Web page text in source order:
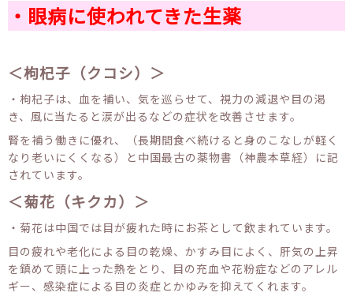
・眼病に使われてきた生薬
＜枸杞子（クコシ）＞
・枸杞子は、血を補い、気を巡らせて、視力の減退や目の渇
き、風に当たると涙が出るなどの症状を改善させます。
腎を補う働きに優れ、（長期間食べ続けると身のこなしが軽く
なり老いにくくなる）と中国最古の薬物書（神農本草経）に記
されています。
＜菊花（キクカ）＞
・菊花は中国では目が疲れた時にお茶として飲まれています。
目の疲れや老化による目の乾燥、かすみ目によく、肝気の上昇
を鎮めて頭に上った熱をとり、目の充血や花粉症などのアレル
ギー、感染症による目の炎症とかゆみを抑えてくれます。